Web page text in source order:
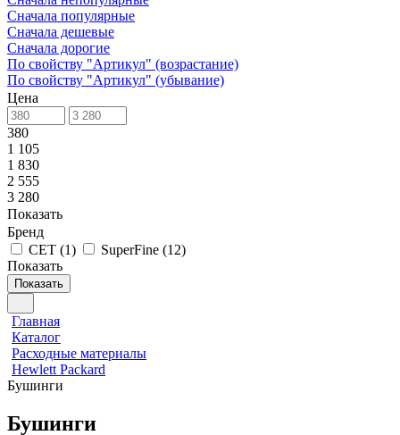
Сначала популярные
Сначала дешевые
Сначала дорогие
По свойству "Артикул" (возрастание)
По свойству "Артикул" (убывание)
Цена
380
1 105
1 830
2 555
3 280
Показать
Бренд
CET (1) SuperFine (12)
Показать
Показать
Главная
Каталог
Расходные материалы
Hewlett Packard
Бушинги
Бушинги